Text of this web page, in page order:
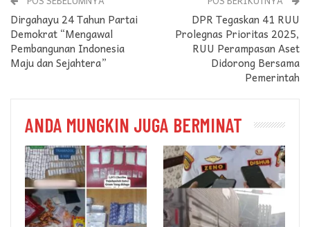
Dirgahayu 24 Tahun Partai
Demokrat “Mengawal
Pembangunan Indonesia
Maju dan Sejahtera”
DPR Tegaskan 41 RUU
Prolegnas Prioritas 2025,
RUU Perampasan Aset
Didorong Bersama
Pemerintah
ANDA MUNGKIN JUGA BERMINAT